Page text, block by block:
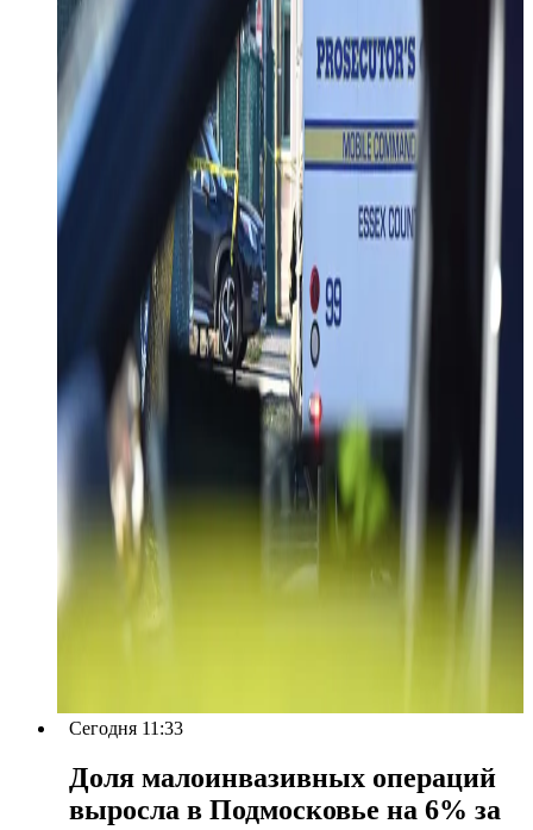
Сегодня 11:33
Доля малоинвазивных операций
выросла в Подмосковье на 6% за